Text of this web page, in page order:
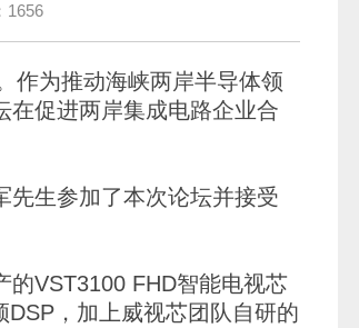
1656
作为推动海峡两岸半导体领
在促进两岸集成电路企业合
先生参加了本次论坛并接受
的VST3100 FHD智能电视芯
DSP，加上威视芯团队自研的